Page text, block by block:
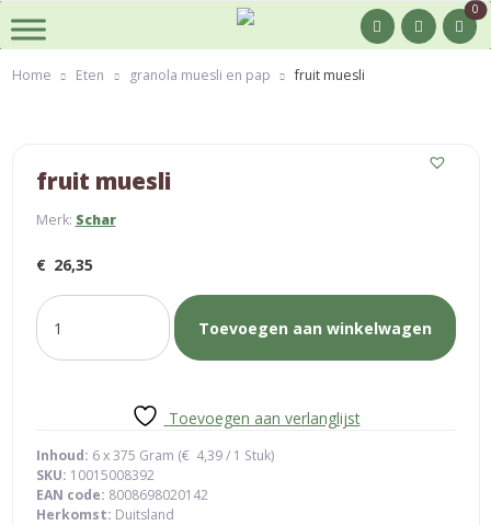
0
Home Eten granola muesli en pap fruit muesli
fruit muesli
Merk: Schar
€ 26,35
fruit
muesli
aantal
Toevoegen aan winkelwagen
Toevoegen aan verlanglijst
Inhoud: 6 x 375 Gram (€ 4,39/ 1 Stuk)
SKU: 10015008392
EAN code: 8008698020142
Herkomst: Duitsland